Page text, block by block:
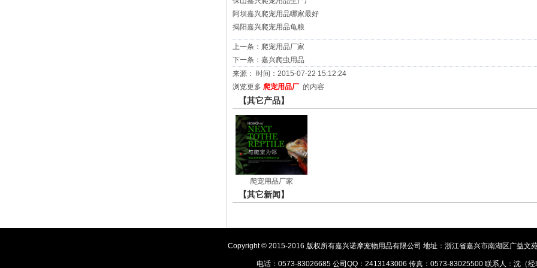
阿坝嘉兴爬宠用品哪家最好
揭阳嘉兴爬宠用品龟粮
上一条： 爬宠用品厂家
下一条： 嘉兴爬虫用品
来源： 时间：2015-07-22 15:12:24
浏览更多 爬宠用品厂 的内容
【其它产品】
爬宠用品厂家
【其它新闻】
Copyright © 2015-2016 版权所有嘉兴诺摩宠物用品有限公司 地址：浙江省嘉兴市南湖区广益文
电话：0573-83026685 公司QQ：2413143006 传真：0573-83025500 联系人：沈（经